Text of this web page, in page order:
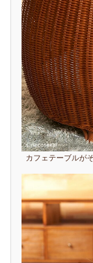
カフェテーブルが